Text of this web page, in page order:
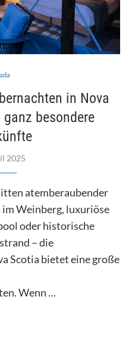
in Nova
besondere
2025
atemberaubender
Weinberg, luxuriöse
oder historische
– die
Scotia bietet eine große
Wenn …